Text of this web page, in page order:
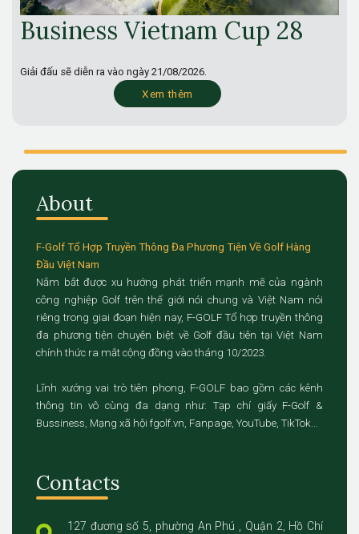
Business Vietnam Cup 28
Giải đấu sẽ diễn ra vào ngày 21/08/2026.
Xem thêm
About
F-Golf Tổ Hợp Truyền Thông Đa Phương Tiện Về Golf Hàng
Đầu Việt Nam
Nắm bắt được xu hướng phát triển mạnh mẽ của ngành
công nghiệp Golf trên thế giới nói chung và Việt Nam nói
riêng trong giai đoạn hiện nay, F-GOLF Tổ hợp truyền thông
đa phương tiện chuyên biệt về Golf đầu tiên tại Việt Nam
chính thức ra mắt cộng đồng vào tháng 10/2023.
Lĩnh xướng vai trò tiên phong, F-GOLF bao gồm các kênh
thông tin vô cùng đa dạng như: Tạp chí giấy F-Golf &
Bussiness, Mạng xã hội fgolf.vn, Fanpage, YouTube, TikTok...
Contacts
127 đương số 5, phường An Phú , Quận 2, Hồ Chí